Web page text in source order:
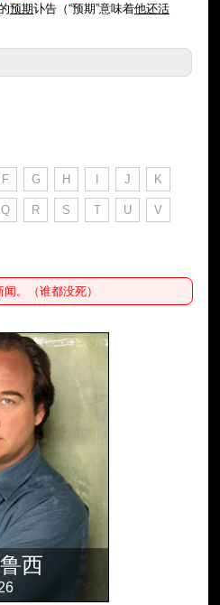
预期讣告（“预期”意味着他还活
F G H I J K
Q R S T U V
。（谁都没死）
西